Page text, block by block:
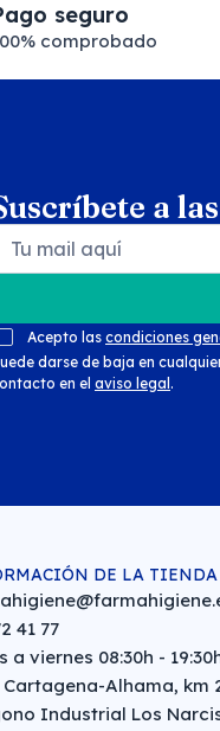
seguro
comprobado
a
Acepto las condiciones
darse de baja en
en el aviso legal .
DE LA TIENDA
41 77
a viernes 08:30h -
Cartagena-Alhama, km
Industrial Los